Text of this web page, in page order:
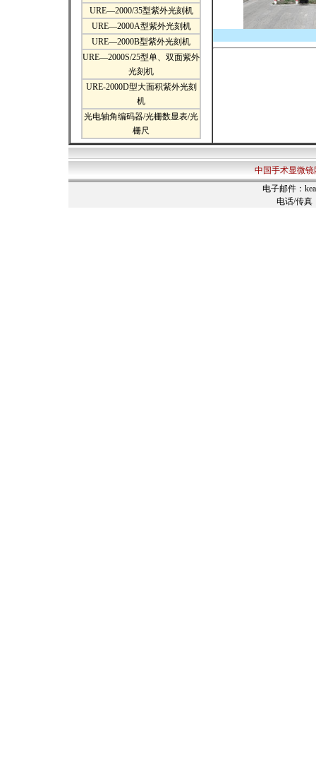
URE—2000/35型紫外光刻机
URE—2000A型紫外光刻机
URE—2000B型紫外光刻机
URE—2000S/25型单、双面紫外
光刻机
URE-2000D型大面积紫外光刻
机
光电轴角编码器/光栅数显表/光
栅尺
中国手术显微镜
电子邮件：
电话/传真